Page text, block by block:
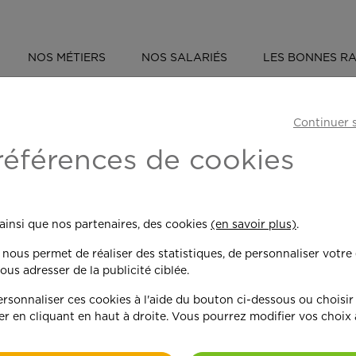
NOS MÉTIERS NOS SALARIÉS LES BONNES
Ouverture
Le réseau de service d’aide
de son maillage national et
Chambly. Cette ouverture
Continuer
de cookies
que nos partenaires, des cookies (en savoir plus).
permet de réaliser des statistiques, de personnaliser votre
adresser de la publicité ciblée.
ces cookies à l'aide du bouton ci-dessous ou
en cliquant en haut à droite. Vous pourrez modifier vos choix